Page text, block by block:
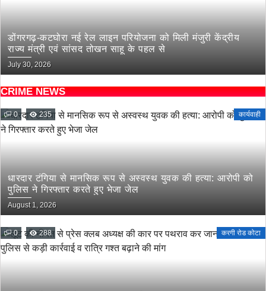
डोंगरगढ़-कटघोरा नई रेल लाइन परियोजना को मिली मंजुरी केंद्रीय
राज्य मंत्री एवं सांसद तोखन साहू के पहल से
July 30, 2026
CRIME NEWS
0 235 कार्यवाही
धारदार टंगिया से मानसिक रूप से अस्वस्थ युवक की हत्या: आरोपी को
पुलिस ने गिरफ्तार करते हुए भेजा जेल
August 1, 2026
0 288 करगी रोड कोटा